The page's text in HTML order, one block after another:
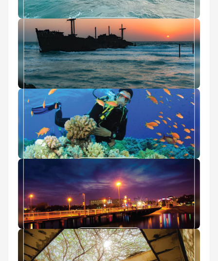
تفریحات کیش برای کودکان
جاهای دیدنی کیش در تابستان
غواصی در کیش
جاهای دیدنی کیش در شب